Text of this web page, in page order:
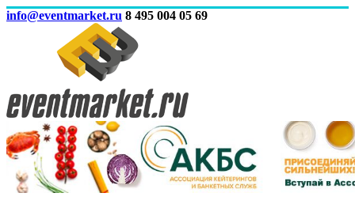
info@eventmarket.ru 8 495 004 05 69